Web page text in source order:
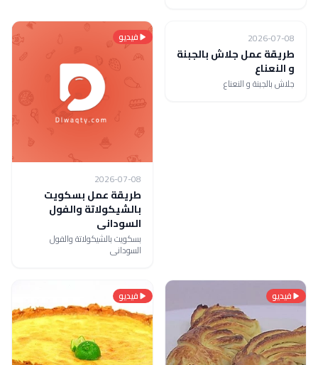
فيديو
2026-07-08
طريقة عمل جلاش بالجبنة
و النعناع
جلاش بالجبنة و النعناع
فيديو
2026-07-08
طريقة عمل بسكويت
بالشيكولاتة والفول
السودانى
بسكويت بالشيكولاتة والفول
السودانى
فيديو فيديو